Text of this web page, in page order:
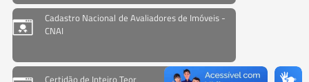
Cadastro Nacional de Avaliadores de Imóveis -
CNAI
Certidão de Inteiro Teor